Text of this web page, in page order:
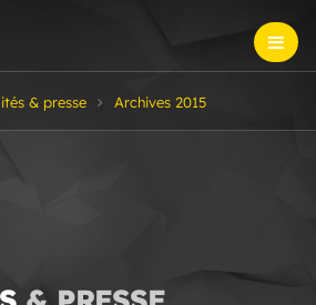
& presse Archives 2015